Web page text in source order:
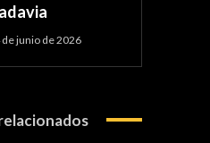
de junio de 2026